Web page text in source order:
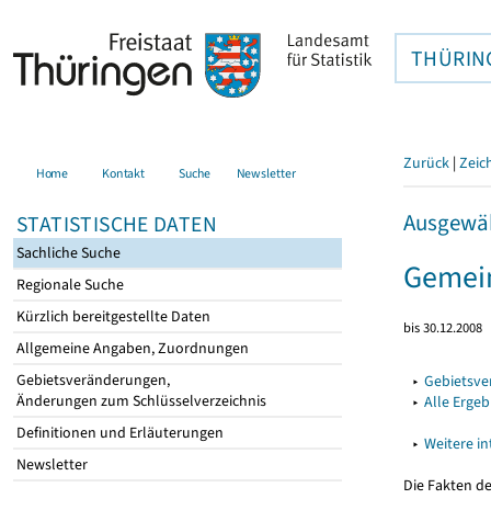
Home Kontakt Suche Newsletter
STATISTISCHE DATEN
Sachliche Suche
Regionale Suche
Kürzlich bereitgestellte Daten
Allgemeine Angaben, Zuordnungen
Gebietsveränderungen,
Änderungen zum Schlüsselverzeichnis
Definitionen und Erläuterungen
Newsletter
Zurück |
bis 30.12.2008
▸
▸ Alle
▸ Weitere
Die Fakten